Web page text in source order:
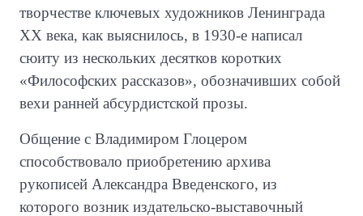
творчестве ключевых художников Ленинграда
ХХ века, как выяснилось, в 1930-е написал
сюиту из нескольких десятков коротких
«Философских рассказов», обозначивших собой
вехи ранней абсурдистской прозы.
Общение с Владимиром Глоцером
способствовало приобретению архива
рукописей Александра Введенского, из
которого возник издательско-выставочный